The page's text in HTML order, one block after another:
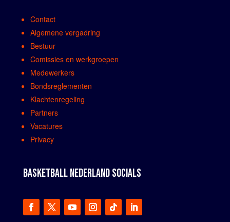
Contact
Algemene vergadring
Bestuur
Comissies en werkgroepen
Medewerkers
Bondsreglementen
Klachtenregeling
Partners
Vacatures
Privacy
BASKETBALL NEDERLAND SOCIALS